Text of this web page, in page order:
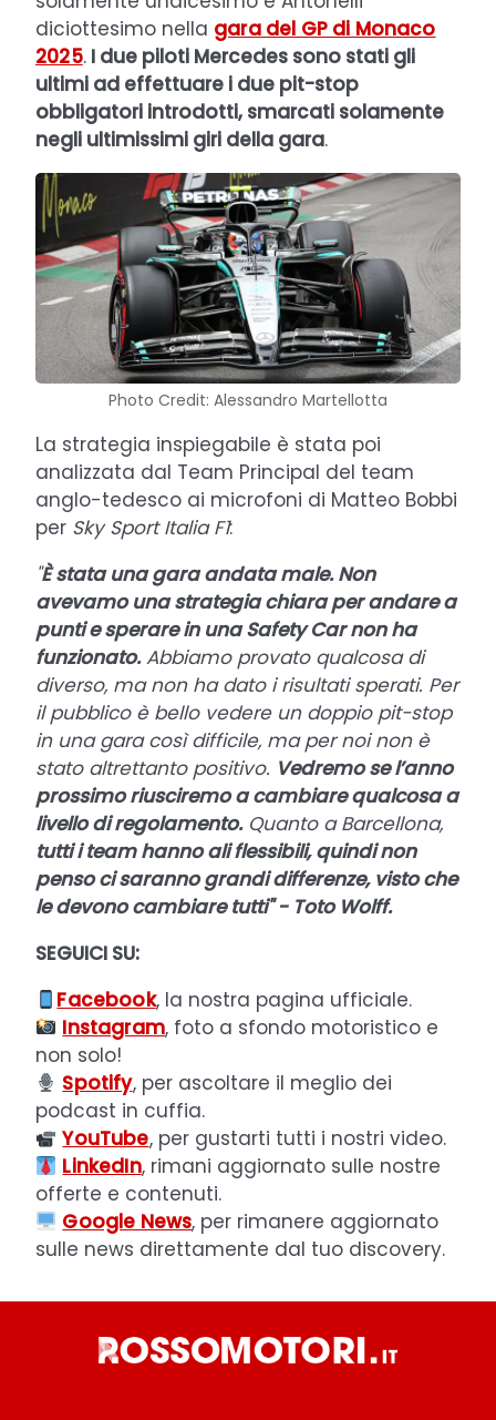
diciottesimo nella gara del GP di Monaco
2025.I due piloti Mercedes sono stati gli
ultimi ad effettuare i due pit-stop
obbligatori introdotti, smarcati solamente
negli ultimissimi giri della gara.
Photo Credit: Alessandro Martellotta
La strategia inspiegabile è stata poi
analizzata dal Team Principal del team
anglo-tedesco ai microfoni di Matteo Bobbi
per Sky Sport Italia F1:
"È stata una gara andata male. Non
avevamo una strategia chiara per andare a
punti e sperare in una Safety Car non ha
funzionato.Abbiamo provato qualcosa di
diverso, ma non ha dato i risultati sperati. Per
il pubblico è bello vedere un doppio pit-stop
in una gara così difficile, ma per noi non è
stato altrettanto positivo. Vedremo se l’anno
prossimo riusciremo a cambiare qualcosa a
livello di regolamento.Quanto a Barcellona,
tutti i team hanno ali flessibili, quindi non
penso ci saranno grandi differenze, visto che
le devono cambiare tutti" - Toto Wolff.
SEGUICI SU:
Facebook, la nostra pagina ufficiale.
Instagram, foto a sfondo motoristico e
non solo!
Spotify, per ascoltare il meglio dei
podcast in cuffia.
YouTube, per gustarti tutti i nostri video.
LinkedIn, rimani aggiornato sulle nostre
offerte e contenuti.
Google News, per rimanere aggiornato
sulle news direttamente dal tuo discovery.